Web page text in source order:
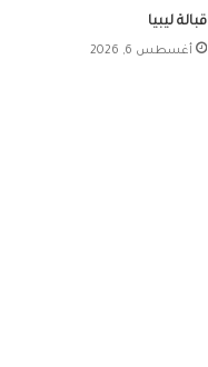
قبالة ليبيا
أغسطس 6, 2026